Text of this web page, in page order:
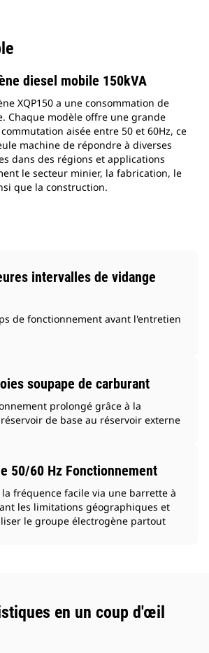
diesel mobile 150kVA
XQP150 a une consommation de
Chaque modèle offre une grande
aisée entre 50 et 60Hz, ce
machine de répondre à diverses
dans des régions et applications
le secteur minier, la fabrication, le
que la construction.
intervalles de vidange
de fonctionnement avant l'entretien
soupape de carburant
prolongé grâce à la
de base au réservoir externe
50/60 Hz Fonctionnement
fréquence facile via une barrette à
les limitations géographiques et
le groupe électrogène partout
en un coup d'œil